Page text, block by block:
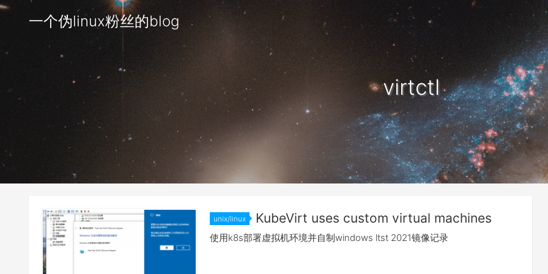
一个伪linux粉丝的blog
virtctl
unix/linux KubeVirt uses custom virtual machines
使用k8s部署虚拟机环境并自制windows ltst 2021镜像记录